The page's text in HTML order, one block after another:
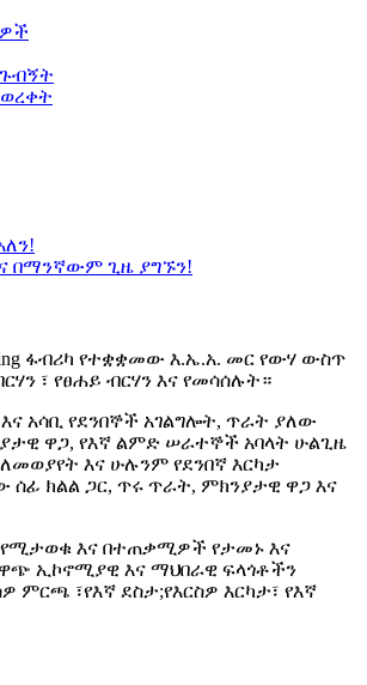
በማንኛውም ጊዜ ያግኙን!
ፋብሪካ የተቋቋመው እ.ኤ.አ. መር የውሃ ውስጥ
፣ የፀሐይ ብርሃን እና የመሳሰሉት።
አሳቢ የደንበኞች አገልግሎት, ጥራት ያለው
ዋጋ, የእኛ ልምድ ሠራተኞች አባላት ሁልጊዜ
እና ሁሉንም የደንበኛ እርካታ
ሰፊ ክልል ጋር, ጥሩ ጥራት, ምክንያታዊ ዋጋ እና
እና በተጠቃሚዎች የታመኑ እና
ኢኮኖሚያዊ እና ማህበራዊ ፍላጎቶችን
ምርጫ ፣የእኛ ደስታ;የእርስዎ እርካታ፣ የእኛ